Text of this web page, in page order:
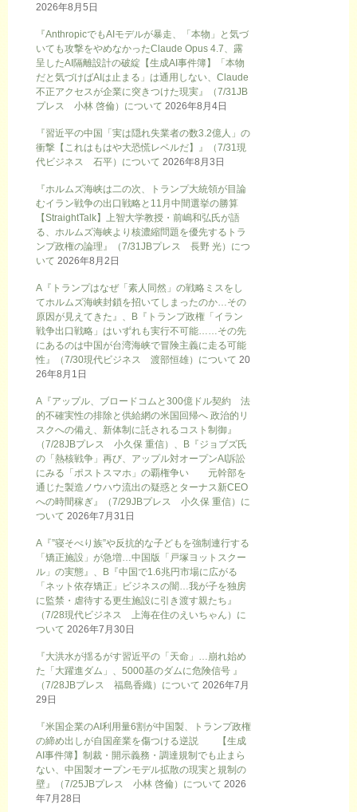
2026年8月5日
『AnthropicでもAIモデルが暴走、「本物」と気づ
いても攻撃をやめなかったClaude Opus 4.7、露
呈したAI隔離設計の破綻【生成AI事件簿】「本物
だと気づけばAIは止まる」は通用しない、Claude
不正アクセスが企業に突きつけた現実』（7/31JB
プレス 小林 啓倫）について 2026年8月4日
『習近平の中国「実は隠れ失業者の数3.2億人」の
衝撃【これはもはや大恐慌レベルだ】』（7/31現
代ビジネス 石平）について 2026年8月3日
『ホルムズ海峡は二の次、トランプ大統領が目論
むイラン戦争の出口戦略と11月中間選挙の勝算
【StraightTalk】上智大学教授・前嶋和弘氏が語
る、ホルムズ海峡より核濃縮問題を優先するトラ
ンプ政権の論理』（7/31JBプレス 長野 光）につ
いて 2026年8月2日
A『トランプはなぜ「素人同然」の戦略ミスをし
てホルムズ海峡封鎖を招いてしまったのか…その
原因が見えてきた』、B『トランプ政権「イラン
戦争出口戦略」はいずれも実行不可能……その先
にあるのは中国が台湾海峡で冒険主義に走る可能
性』（7/30現代ビジネス 渡部恒雄）について 20
26年8月1日
A『アップル、ブロードコムと300億ドル契約 法
的不確実性の排除と供給網の米国回帰へ 政治的リ
スクへの備え、新体制に託されるコスト制御』
（7/28JBプレス 小久保 重信）、B『ジョブズ氏
の「熱核戦争」再び、アップル対オープンAI訴訟
にみる「ポストスマホ」の覇権争い 元幹部を
通じた製造ノウハウ流出の疑惑とターナス新CEO
への時間稼ぎ』（7/29JBプレス 小久保 重信）に
ついて 2026年7月31日
A『”寝そべり族”や反抗的な子どもを強制連行する
「矯正施設」が急増…中国版「戸塚ヨットスクー
ル」の実態』、B『中国で1.6兆円市場に広がる
「ネット依存矯正」ビジネスの闇…我が子を独房
に監禁・虐待する更生施設に引き渡す親たち』
（7/28現代ビジネス 上海在住のえいちゃん）に
ついて 2026年7月30日
『大洪水が揺るがす習近平の「天命」…崩れ始め
た「大躍進ダム」、5000基のダムに危険信号 』
（7/28JBプレス 福島香織）について 2026年7月
29日
『米国企業のAI利用量6割が中国製、トランプ政権
の締め出しが自国産業を傷つける逆説 【生成
AI事件簿】制裁・開示義務・調達規制でも止まら
ない、中国製オープンモデル拡散の現実と規制の
壁』（7/25JBプレス 小林 啓倫）について 2026
年7月28日